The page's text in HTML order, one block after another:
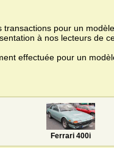
transactions pour un modèle
à nos lecteurs de
effectuée pour un
Ferrari 400i